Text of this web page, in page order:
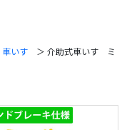
車いす ＞ 介助式車いす ミ